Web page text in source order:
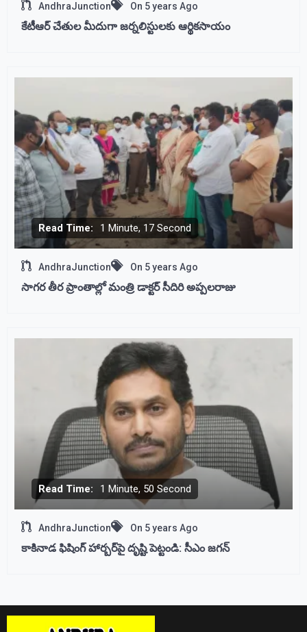
AndhraJunction On 5 years Ago
కేటీఆర్ చేతుల మీదుగా జర్నలిస్టులకు ఆర్థికసాయం
Read Time: 1 Minute, 17 Second
AndhraJunction On 5 years Ago
సాగర తీర ప్రాంతాల్లో మంత్రి డాక్టర్ సీదిరి అప్పలరాజు
Read Time: 1 Minute, 50 Second
AndhraJunction On 5 years Ago
కాకినాడ ఫిషింగ్‌ హార్బర్‌పై దృష్టి పెట్టండి: సీఎం జగన్‌